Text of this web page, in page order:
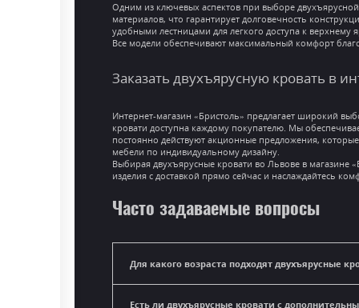
Одним из ключевых аспектов при выборе
материалов, что гарантирует долговечность
удобными лестницами для легкого доступа к верхнему
Все модели обеспечивают максимальный комфорт
Заказать двухъярусную кровать в
Интернет-магазин «Бристоль» предлагает широкий
кровати доступна каждому покупателю. Мы
постоянно действуют акционные предложения,
мебели по индивидуальному дизайну.
Выбирая двухъярусные кровати во Львове в магазине
изделия с доставкой прямо сейчас и наслаждайтесь
Часто задаваемые вопросы
Для какого возраста подходят двухъярусные
Есть ли двухъярусные кровати с